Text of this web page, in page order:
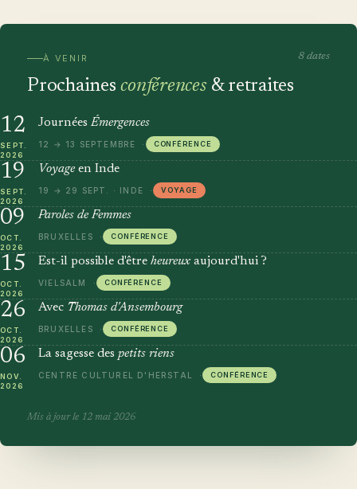
À VENIR 8 dates
Prochainesconférences& retraites
12
SEPT.
2026
Journées Émergences
12 → 13 SEPTEMBRE CONFÉRENCE
19
SEPT.
2026
Voyage en Inde
19 → 29 SEPT. · INDE VOYAGE
09
OCT.
2026
Paroles de Femmes
BRUXELLES CONFÉRENCE
15
OCT.
2026
Est-il possible d'être heureux aujourd'hui ?
VIELSALM CONFÉRENCE
26
OCT.
2026
Avec Thomas d'Ansembourg
BRUXELLES CONFÉRENCE
06
NOV.
2026
La sagesse des petits riens
CENTRE CULTUREL D'HERSTAL CONFÉRENCE
Mis à jour le 12 mai 2026